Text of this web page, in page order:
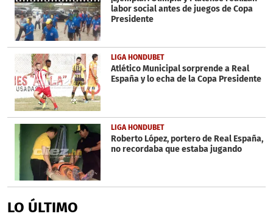
labor social antes de juegos de Copa
Presidente
LIGA HONDUBET
Atlético Municipal sorprende a Real
España y lo echa de la Copa Presidente
LIGA HONDUBET
Roberto López, portero de Real España,
no recordaba que estaba jugando
LO ÚLTIMO